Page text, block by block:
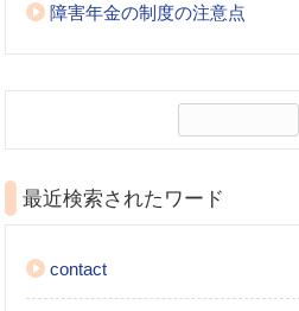
障害年金の制度の注意点
最近検索されたワード
contact